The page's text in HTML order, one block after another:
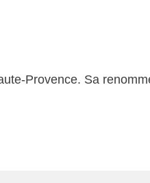
Provence. Sa